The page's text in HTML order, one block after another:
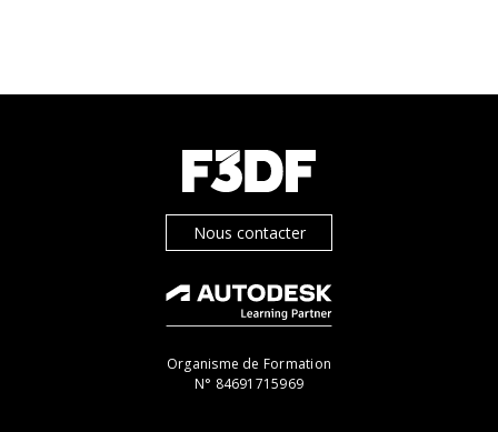
Nous contacter
Organisme de Formation
N° 84691715969